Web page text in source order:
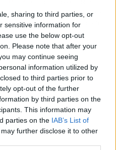
sharing to third parties, or
sensitive information for
use the below opt-out
Please note that after your
may continue seeing
information utilized by
to third parties prior to
opt-out of the further
by third parties on the
This information may
parties on the IAB’s List of
further disclose it to other
con casi 283.000 vuelos
y 40 millones de clientes
a bordo